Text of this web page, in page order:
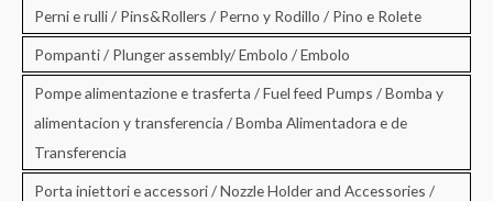
Perni e rulli / Pins&Rollers / Perno y Rodillo / Pino e Rolete
Pompanti / Plunger assembly/ Embolo / Embolo
Pompe alimentazione e trasferta / Fuel feed Pumps / Bomba y
alimentacion y transferencia / Bomba Alimentadora e de
Transferencia
Porta iniettori e accessori / Nozzle Holder and Accessories /